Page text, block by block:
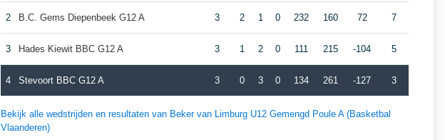
2 B.C. Gems Diepenbeek G12 A 3 2 1 0 232 160 72 7
3 Hades Kiewit BBC G12 A 3 1 2 0 111 215 -104 5
4 Stevoort BBC G12 A 3 0 3 0 134 261 -127 3
Bekijk alle wedstrijden en resultaten van Beker van Limburg U12 Gemengd Poule A (Basketbal
Vlaanderen)